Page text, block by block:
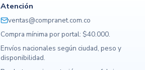
Atención
ventas@compranet.com.co
Compra mínima por portal: $40.000.
Envíos nacionales según ciudad, peso y
disponibilidad.